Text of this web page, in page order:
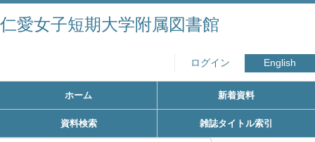
仁愛女子短期大学附属図書館
ログイン English
ホーム 新着資料
資料検索 雑誌タイトル索引